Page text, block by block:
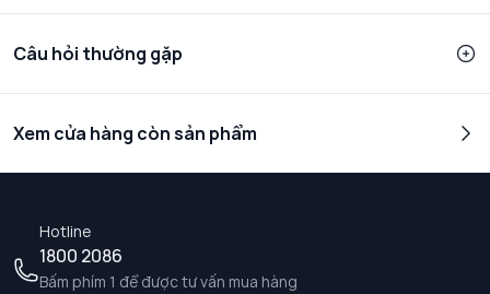
Câu hỏi thường gặp
Xem cửa hàng còn sản phẩm
Hotline
1800 2086
Bấm phím 1 để được tư vấn mua hàng